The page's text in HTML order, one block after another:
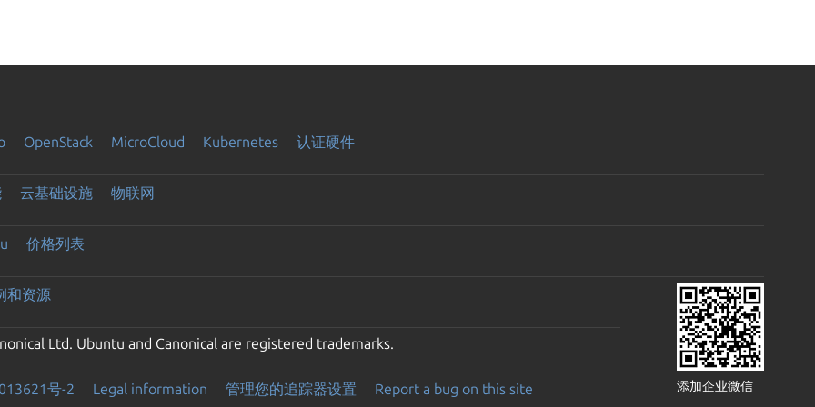
OpenStack MicroCloud Kubernetes 认证硬件
云基础设施 物联网
价格列表
和资源
Ltd. Ubuntu and Canonical are registered trademarks.
号-2 Legal information 管理您的追踪器设置 Report a bug on this site 添加企业微信